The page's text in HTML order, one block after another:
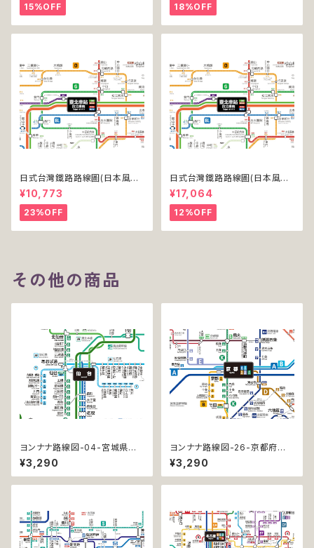
15%OFF 18%OFF
日式台灣鐵路路線圖(日本風台
湾鉄道路線図)(デジタル版／PR
O)
¥10,773
23%OFF
日式台灣鐵路路線圖(日本風台
湾鉄道路線図)(デジタル版／PR
O-NC)
¥17,064
12%OFF
その他の商品
ヨンナナ路線図-04-宮城県の
鉄道 (Miyagi / デジタル / LT-
NC)
¥3,290
ヨンナナ路線図-26-京都府の
鉄道 (Kyoto / デジタル / LT-N
C)
¥3,290